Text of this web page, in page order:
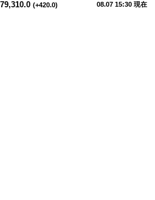
79,310.0 (+420.0) 08.07 15:30 現在